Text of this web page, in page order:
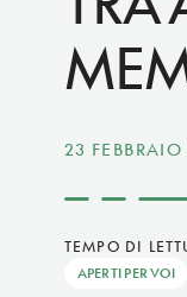
23
TEMPO DI
APERTI PER VOI